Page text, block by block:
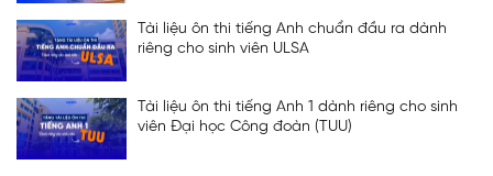
Tài liệu ôn thi tiếng Anh chuẩn đầu ra dành
riêng cho sinh viên ULSA
Tài liệu ôn thi tiếng Anh 1 dành riêng cho sinh
viên Đại học Công đoàn (TUU)